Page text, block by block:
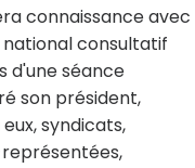
connaissance avec
national consultatif
d'une séance
son président,
syndicats,